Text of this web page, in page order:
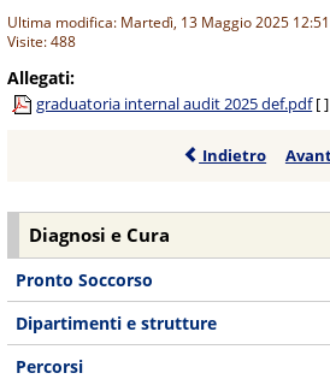
Ultima modifica: Martedì, 13 Maggio 2025 12:51
Visite: 488
Allegati:
graduatoria internal audit 2025 def.pdf [ ]
Indietro
Diagnosi e Cura
Pronto Soccorso
Dipartimenti e strutture
Percorsi